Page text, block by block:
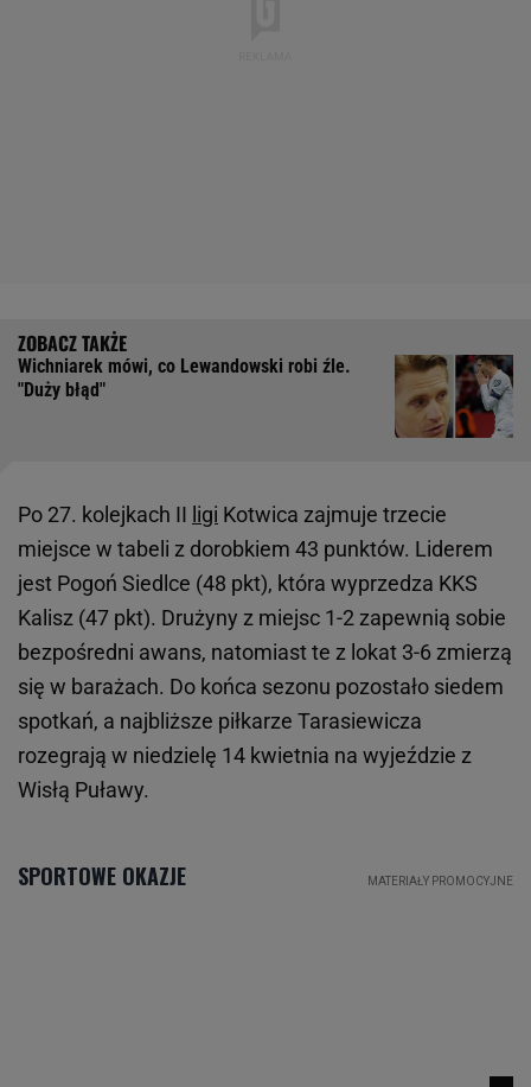
Wichniarek mówi, co Lewandowski robi źle.
"Duży błąd"
Po 27. kolejkach II ligi Kotwica zajmuje trzecie
miejsce w tabeli z dorobkiem 43 punktów. Liderem
jest Pogoń Siedlce (48 pkt), która wyprzedza KKS
Kalisz (47 pkt). Drużyny z miejsc 1-2 zapewnią sobie
bezpośredni awans, natomiast te z lokat 3-6 zmierzą
się w barażach. Do końca sezonu pozostało siedem
spotkań, a najbliższe piłkarze Tarasiewicza
rozegrają w niedzielę 14 kwietnia na wyjeździe z
Wisłą Puławy.